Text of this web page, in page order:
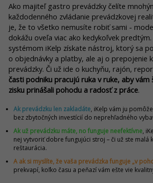
Ako majiteľ gastro prevádzky čelíte
každodenného zvládanie prevádzkovej
je, že to všetko nemusíte robiť sami -
dokážu oveľa viac ako kedykoľvek
systémom iKelp získate nástroj, ktorý sa
o objednávky a platby, ale aj o prepojenie
prevádzky. Či už ide o kuchyňu, rajón,
časti podniku pracujú ruka v ruke, aby vám
zisku prinášali pohodu a radosť z práce.
Ak prevádzku len zakladáte, iKelp vám ju
bez zbytočných investícií do neprehľadného
Ak už prevádzku máte, no funguje neefektívne,
nej vytvoriť dobre fungujúci stroj – či už ste malá
reštaurácia.
A ak si myslíte, že vaša prevádzka funguje „v
prekvapí, koľko času a peňazí vám ešte vie